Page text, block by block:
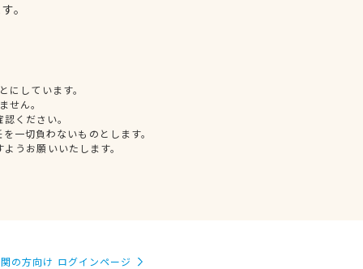
。
しています。
せん。
ください。
一切負わないものとします。
うお願いいたします。
の方向け ログインページ